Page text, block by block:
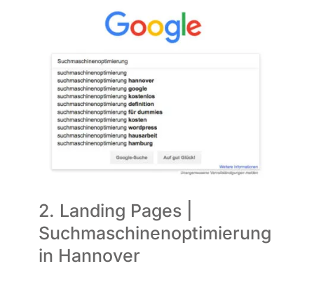
2. Landing Pages |
Suchmaschinenoptimierung
in Hannover